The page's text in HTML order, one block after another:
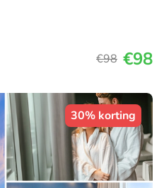
€98 €98
30% korting